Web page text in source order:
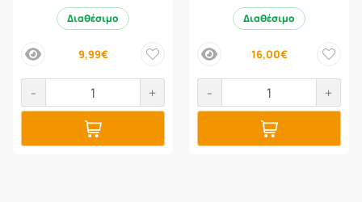
Διαθέσιμο
price 9,99€
- +
Διαθέσιμο
price 16,00€
- +